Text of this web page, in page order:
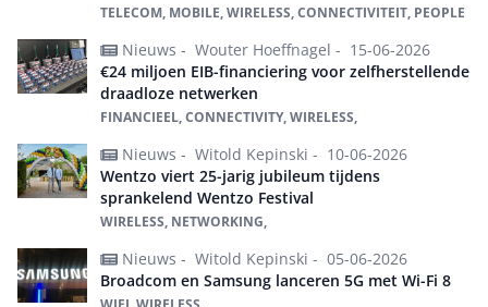
TELECOM, MOBILE, WIRELESS, CONNECTIVITEIT, PEOPLE
Nieuws - Wouter Hoeffnagel - 15-06-2026
€24 miljoen EIB-financiering voor zelfherstellende
draadloze netwerken
FINANCIEEL, CONNECTIVITY, WIRELESS,
Nieuws - Witold Kepinski - 10-06-2026
Wentzo viert 25-jarig jubileum tijdens
sprankelend Wentzo Festival
WIRELESS, NETWORKING,
Nieuws - Witold Kepinski - 05-06-2026
Broadcom en Samsung lanceren 5G met Wi-Fi 8